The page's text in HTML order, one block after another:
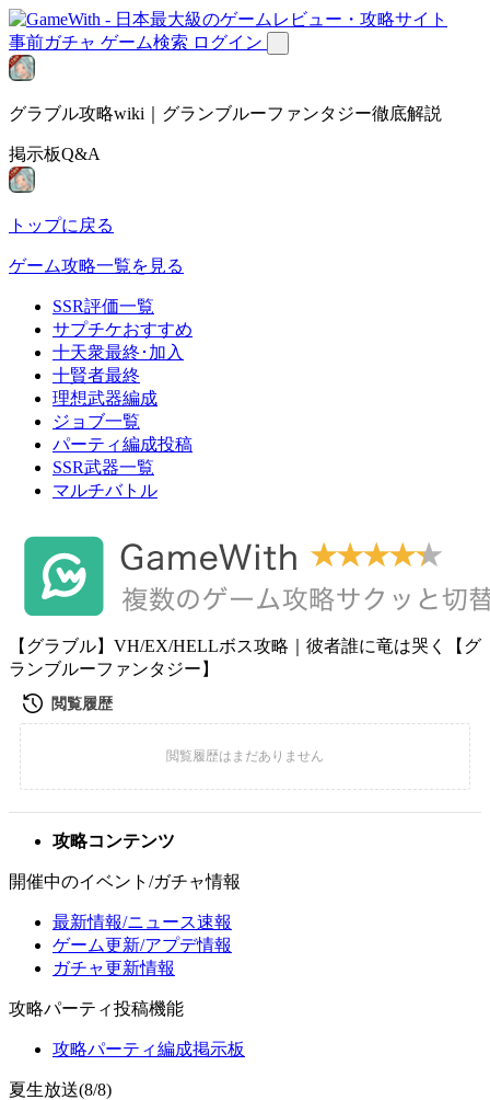
事前ガチャ ゲーム検索 ログイン
グラブル攻略wiki｜グランブルーファンタジー徹底解説
掲示板Q&A
トップに戻る
ゲーム攻略一覧を見る
SSR評価一覧
サプチケおすすめ
十天衆最終･加入
十賢者最終
理想武器編成
ジョブ一覧
パーティ編成投稿
SSR武器一覧
マルチバトル
【グラブル】VH/EX/HELLボス攻略｜彼者誰に竜は哭く【グ
ランブルーファンタジー】
攻略コンテンツ
開催中のイベント/ガチャ情報
最新情報/ニュース速報
ゲーム更新/アプデ情報
ガチャ更新情報
攻略パーティ投稿機能
攻略パーティ編成掲示板
夏生放送(8/8)